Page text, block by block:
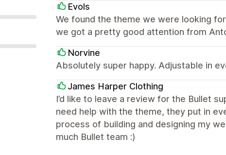
Evols
We found the theme we were looking
we got a pretty good attention from
Norvine
Absolutely super happy. Adjustable in
James Harper Clothing
I’d like to leave a review for the Bullet
need help with the theme, they put in
process of building and designing my
much Bullet team :)